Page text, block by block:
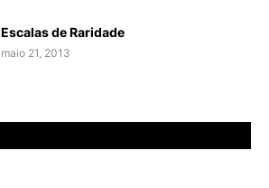
Escalas de Raridade
maio 21, 2013